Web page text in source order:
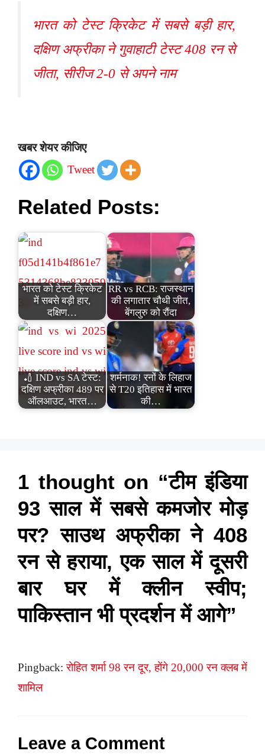
भारत को टेस्ट क्रिकेट में सबसे बड़ी हार,
दक्षिण अफ्रीका ने गुवाहाटी टेस्ट 408 रन से
जीता, सीरीज 2-0 से अपने नाम
खबर शेयर कीजिए
Tweet
Related Posts:
भारत को टेस्ट क्रिकेट
में सबसे बड़ी हार,
दक्षिण…
RR vs RCB: राजस्थान
की लगातार चौथी जीत,
बेंगलुरु को रौंदा
🏏 IND vs SA टेस्ट:
दक्षिण अफ्रीका 489 पर
ऑलआउट, भारत…
शर्मनाक! रनों के लिहाज
से T20 इतिहास में भारत
की…
1 thought on “टीम इंडिया
93 साल में सबसे कमजोर मोड़
पर? साउथ अफ्रीका ने 408
रन से हराया, एक साल में दूसरी
बार घर में क्लीन स्वीप;
पाकिस्तान भी प्रदर्शन में आगे”
Pingback:रोहित शर्मा 98 रन दूर, होंगे 20,000 रन क्लब में
शामिल
Leave a Comment